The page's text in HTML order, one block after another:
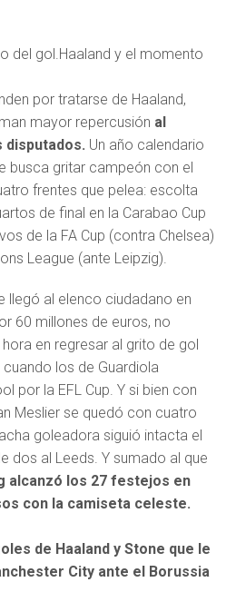
Haaland y el momento
por tratarse de Haaland,
mayor repercusión al
disputados. Un año calendario
busca gritar campeón con el
frentes que pelea: escolta
de final en la Carabao Cup
de la FA Cup (contra Chelsea)
League (ante Leipzig).
llegó al elenco ciudadano en
60 millones de euros, no
en regresar al grito de gol
los de Guardiola
por la EFL Cup. Y si bien con
Meslier se quedó con cuatro
goleadora siguió intacta el
dos al Leeds. Y sumado al que
alcanzó los 27 festejos en
con la camiseta celeste.